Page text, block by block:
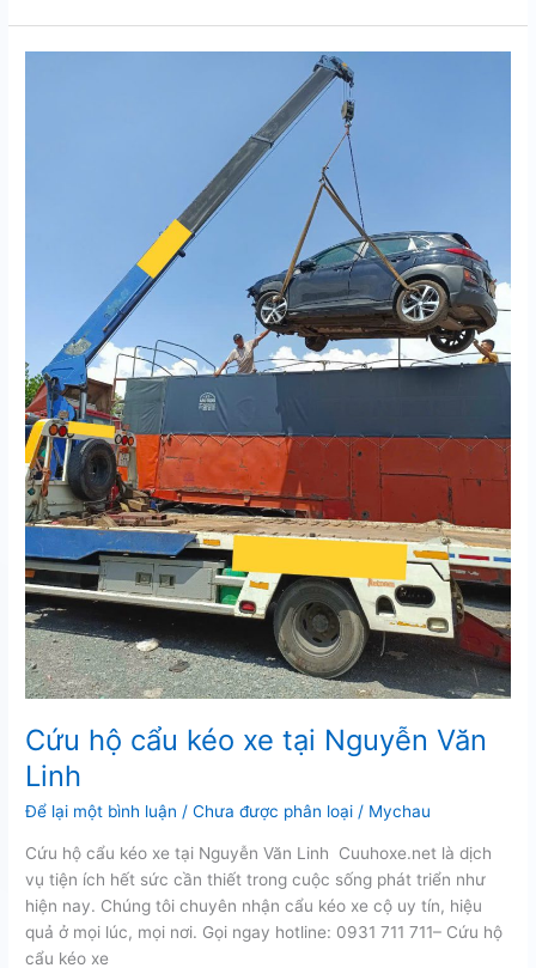
kéo
xe
Cứu hộ cẩu kéo xe tại Nguyễn Văn
Linh
Để lại một bình luận /Chưa được phân loại / Mychau
Cứu hộ cẩu kéo xe tại Nguyễn Văn Linh Cuuhoxe.net là dịch
vụ tiện ích hết sức cần thiết trong cuộc sống phát triển như
hiện nay. Chúng tôi chuyên nhận cẩu kéo xe cộ uy tín, hiệu
quả ở mọi lúc, mọi nơi. Gọi ngay hotline: 0931 711 711– Cứu hộ
cẩu kéo xe